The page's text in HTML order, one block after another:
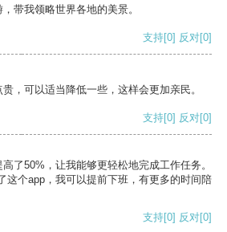
带我领略世界各地的美景。
支持[0] 反对[0]
，可以适当降低一些，这样会更加亲民。
支持[0] 反对[0]
了50%，让我能够更轻松地完成工作任务。
这个app，我可以提前下班，有更多的时间陪
支持[0] 反对[0]